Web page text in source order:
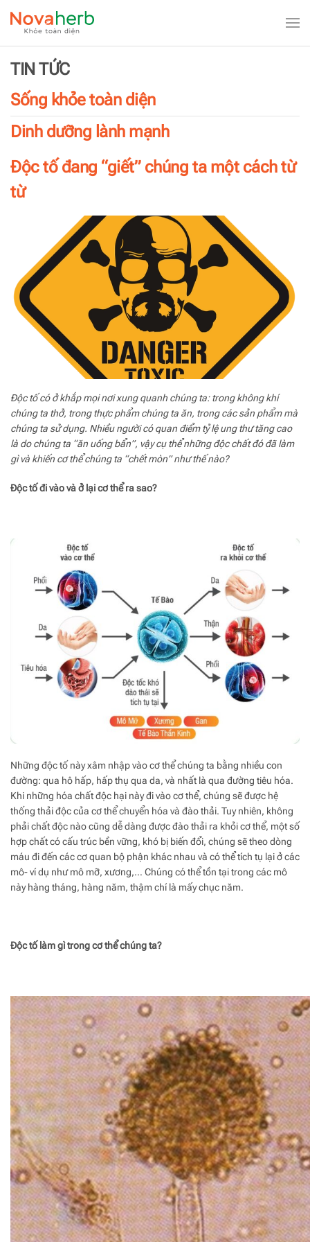
Skip to main content
TIN TỨC
Sống khỏe toàn diện
Dinh dưỡng lành mạnh
Độc tố đang “giết” chúng ta một cách từ
từ
Độc tố có ở khắp mọi nơi xung quanh chúng ta: trong không khí
chúng ta thở, trong thực phẩm chúng ta ăn, trong các sản phẩm mà
chúng ta sử dụng. Nhiều người có quan điểm tỷ lệ ung thư tăng cao
là do chúng ta “ăn uống bẩn”, vậy cụ thể những độc chất đó đã làm
gì và khiến cơ thể chúng ta “chết mòn” như thế nào?
Độc tố đi vào và ở lại cơ thể ra sao?
Những độc tố này xâm nhập vào cơ thể chúng ta bằng nhiều con
đường: qua hô hấp, hấp thụ qua da, và nhất là qua đường tiêu hóa.
Khi những hóa chất độc hại này đi vào cơ thể, chúng sẽ được hệ
thống thải độc của cơ thể chuyển hóa và đào thải. Tuy nhiên, không
phải chất độc nào cũng dễ dàng được đào thải ra khỏi cơ thể, một số
hợp chất có cấu trúc bền vững, khó bị biến đổi, chúng sẽ theo dòng
máu đi đến các cơ quan bộ phận khác nhau và có thể tích tụ lại ở các
mô- ví dụ như mô mỡ, xương,… Chúng có thể tồn tại trong các mô
này hàng tháng, hàng năm, thậm chí là mấy chục năm.
Độc tố làm gì trong cơ thể chúng ta?